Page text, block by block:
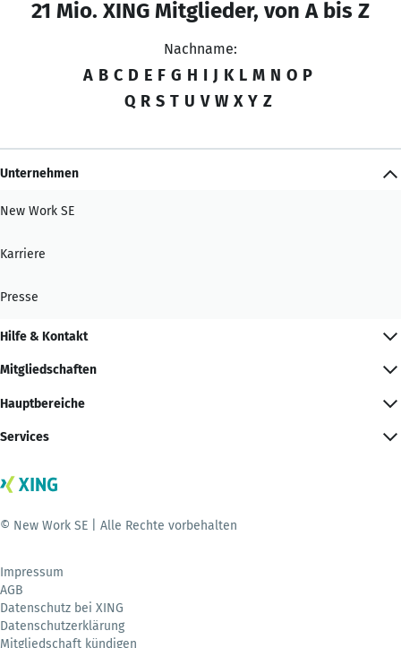
21 Mio. XING Mitglieder, von A bis Z
Nachname:
A B C D E F G H I J K L M N O P
Q R S T U V W X Y Z
Unternehmen
New Work SE
Karriere
Presse
Hilfe & Kontakt
Mitgliedschaften
Hauptbereiche
Services
© New Work SE | Alle Rechte vorbehalten
Impressum
AGB
Datenschutz bei XING
Datenschutzerklärung
Mitgliedschaft kündigen